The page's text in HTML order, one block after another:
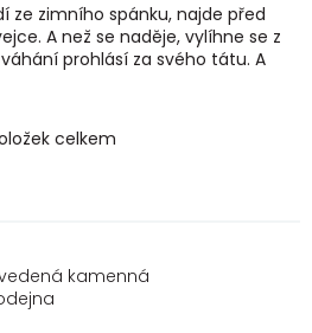
ze zimního spánku, najde před
A než se naděje, vylíhne se z
prohlásí za svého tátu. A
O
c
í
celkem
kamenná